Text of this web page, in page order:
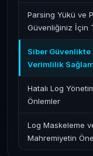
Parsing Yükü ve
Güvenliğiniz İçin
Siber
Verimlilik
Hatalı Log
Önlemler
Log Maskeleme
Mahremiyetin